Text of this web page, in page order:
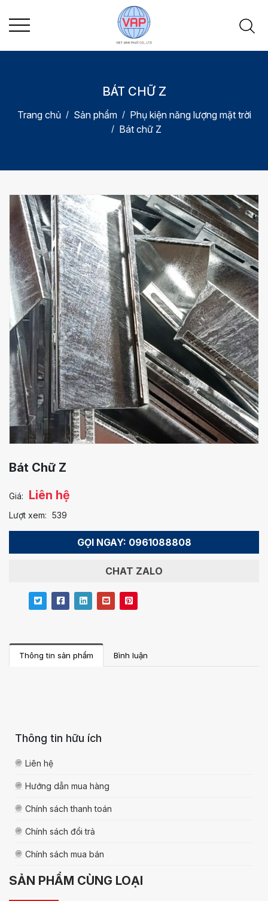
BÁT CHỮ Z
Trang chủ Sản phẩm
Phụ kiện năng lượng mặt trời
Bát chữ Z
Bát Chữ Z
Giá: Liên hệ
Lượt xem: 539
GỌI NGAY: 0961088808
CHAT ZALO
Thông tin sản phẩm Bình luận
Thông tin hữu ích
Liên hệ
Hướng dẫn mua hàng
Chính sách thanh toán
Chính sách đổi trả
Chính sách mua bán
SẢN PHẨM CÙNG LOẠI